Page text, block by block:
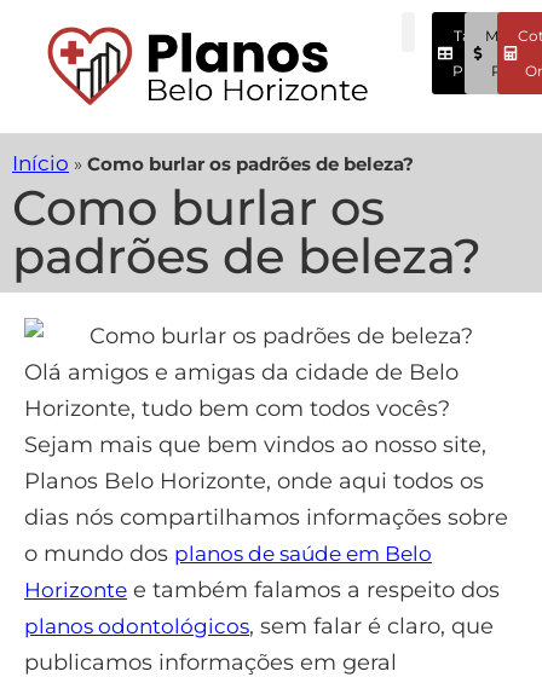
Tabela
PreçosPreços
Início » Como burlar os padrões de beleza?
Como burlar os
padrões de beleza?
Olá amigos e amigas da cidade de Belo
Horizonte, tudo bem com todos vocês?
Sejam mais que bem vindos ao nosso site,
Planos Belo Horizonte, onde aqui todos os
dias nós compartilhamos informações sobre
o mundo dos planos de saúde em Belo
Horizonte e também falamos a respeito dos
planos odontológicos, sem falar é claro, que
publicamos informações em geral